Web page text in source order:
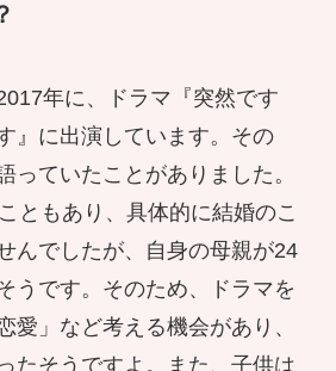
年に、ドラマ『突然です
』に出演しています。その
っていたことがありました。
ともあり、具体的に結婚のこ
んでしたが、自身の母親が24
うです。そのため、ドラマを
愛」など考える機会があり、
たそうですよ。また、子供は